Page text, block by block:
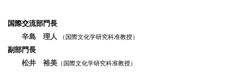
国際交流部門長
辛島 理人
（国際文化学研究科准教授）
副部門長
松井 裕美 （国際文化学研究科准教授）